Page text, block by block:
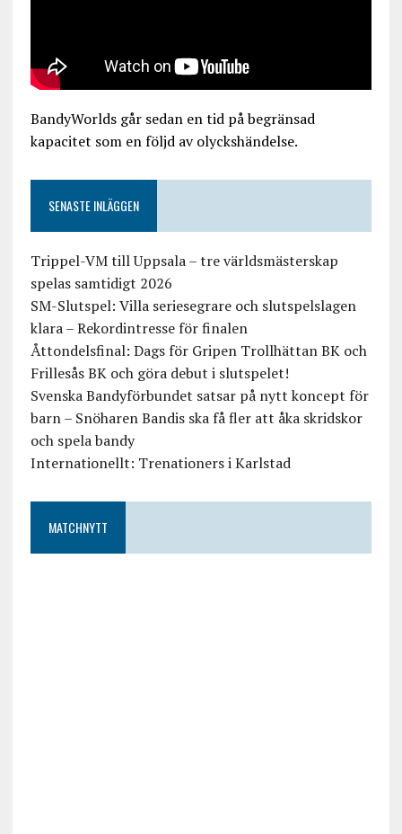
BandyWorlds går sedan en tid på begränsad
kapacitet som en följd av olyckshändelse.
SENASTE INLÄGGEN
Trippel-VM till Uppsala – tre världsmästerskap
spelas samtidigt 2026
SM-Slutspel: Villa seriesegrare och slutspelslagen
klara – Rekordintresse för finalen
Åttondelsfinal: Dags för Gripen Trollhättan BK och
Frillesås BK och göra debut i slutspelet!
Svenska Bandyförbundet satsar på nytt koncept för
barn – Snöharen Bandis ska få fler att åka skridskor
och spela bandy
Internationellt: Trenationers i Karlstad
MATCHNYTT